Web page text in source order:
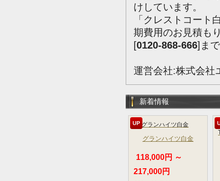
けしています。
「クレストコート
期費用のお見積も
[0120-868-666]ま
運営会社:株式会社
新着情報
UP
グランハイツ白金
118,000円 ～
217,000円